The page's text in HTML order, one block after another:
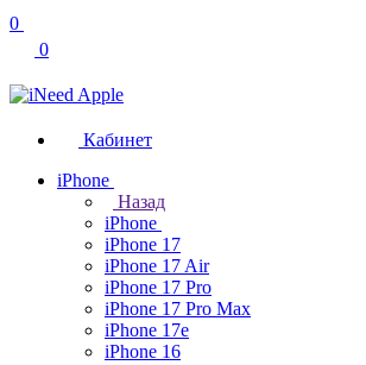
0
0
Кабинет
iPhone
Назад
iPhone
iPhone 17
iPhone 17 Air
iPhone 17 Pro
iPhone 17 Pro Max
iPhone 17e
iPhone 16